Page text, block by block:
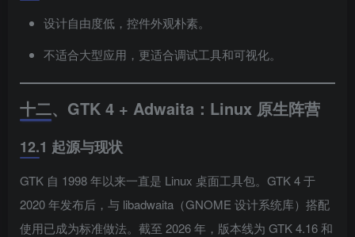
设计自由度低，控件外观朴素。
不适合大型应用，更适合调试工具和可视化。
十二、GTK 4 + Adwaita：Linux 原生阵营
12.1 起源与现状
GTK 自 1998 年以来一直是 Linux 桌面工具包。GTK 4 于
2020 年发布后，与 libadwaita（GNOME 设计系统库）搭配
使用已成为标准做法。截至 2026 年，版本线为 GTK 4.16 和